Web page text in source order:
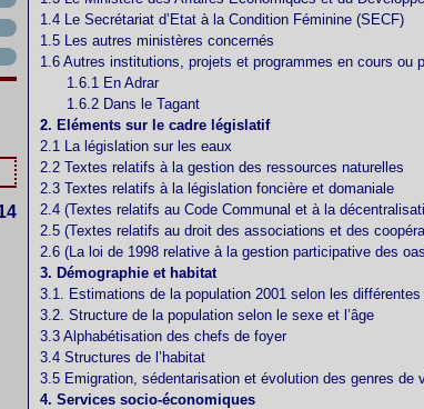
1.4 Le Secrétariat d’Etat à la Condition Féminine (SECF)
1.5 Les autres ministères concernés
1.6 Autres institutions, projets et programmes en cours ou
1.6.1 En Adrar
1.6.2 Dans le Tagant
2. Eléments sur le cadre législatif
2.1 La législation sur les eaux
2.2 Textes relatifs à la gestion des ressources naturelles
2.3 Textes relatifs à la législation foncière et domaniale
2.4 (Textes relatifs au Code Communal et à la
2.5 (Textes relatifs au droit des associations et des
2.6 (La loi de 1998 relative à la gestion participative des
3. Démographie et habitat
3.1. Estimations de la population 2001 selon les
3.2. Structure de la population selon le sexe et l’âge
3.3 Alphabétisation des chefs de foyer
3.4 Structures de l’habitat
3.5 Emigration, sédentarisation et évolution des genres de
4. Services socio-économiques